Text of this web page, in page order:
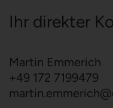
Ihr direkter
Martin Emmerich
+49 172 7199479
martin.emmerich@